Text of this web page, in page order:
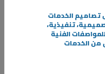
والخاصة
تصاميم الخدمات
تنفيذية،
الفنية
من الخدمات